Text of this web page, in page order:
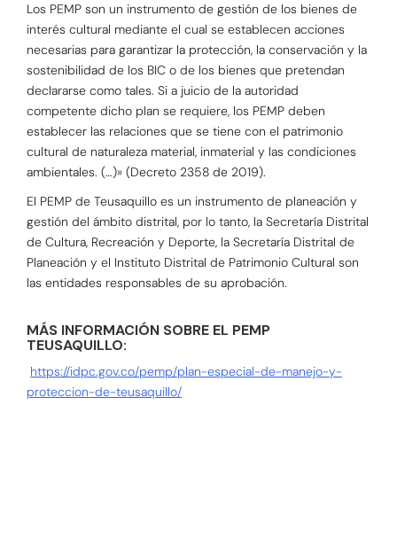
Los PEMP son un instrumento de gestión de los bienes de
interés cultural mediante el cual se establecen acciones
necesarias para garantizar la protección, la conservación y la
sostenibilidad de los BIC o de los bienes que pretendan
declararse como tales. Si a juicio de la autoridad
competente dicho plan se requiere, los PEMP deben
establecer las relaciones que se tiene con el patrimonio
cultural de naturaleza material, inmaterial y las condiciones
ambientales. (…)» (Decreto 2358 de 2019).
El PEMP de Teusaquillo es un instrumento de planeación y
gestión del ámbito distrital, por lo tanto, la Secretaría Distrital
de Cultura, Recreación y Deporte, la Secretaría Distrital de
Planeación y el Instituto Distrital de Patrimonio Cultural son
las entidades responsables de su aprobación.
MÁS INFORMACIÓN SOBRE EL PEMP
TEUSAQUILLO:
https://idpc.gov.co/pemp/plan-especial-de-manejo-y-
proteccion-de-teusaquillo/